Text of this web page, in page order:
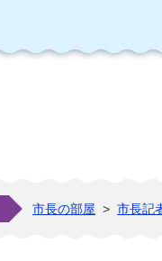
市長の部屋 > 市長記